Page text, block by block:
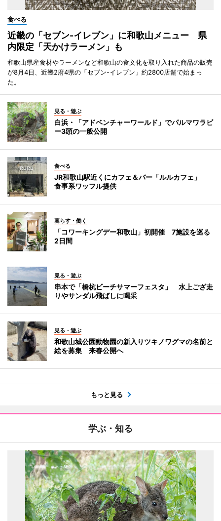
食べる
近畿の「セブン-イレブン」に和歌山メニュー 県
内限定「天かけラーメン」も
和歌山県産食材やラーメンなど和歌山の食文化を取り入れた商品の販売
が8月4日、近畿2府4県の「セブン-イレブン」約2800店舗で始まっ
た。
見る・遊ぶ
白浜・「アドベンチャーワールド」でパルマワラビ
ー3頭の一般公開
食べる
JR和歌山駅近くにカフェ＆バー「ルルカフェ」
食事系ワッフル提供
暮らす・働く
「コワーキングデー和歌山」初開催 7施設を巡る
2日間
見る・遊ぶ
串本で「橋杭ビーチサマーフェスタ」 水上ござ走
りやサンダル飛ばしに喝采
見る・遊ぶ
和歌山城公園動物園の新入りツキノワグマの名前と
絵を募集 来春公開へ
もっと見る
学ぶ・知る